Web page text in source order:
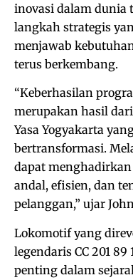
inovasi dalam dunia
langkah strategis
menjawab
terus berkembang.
“Keberhasilan
merupakan hasil
Yasa Yogyakarta
bertransformasi.
dapat
andal, efisien, dan
pelanggan,” ujar
Lokomotif yang
legendaris CC 201
penting dalam